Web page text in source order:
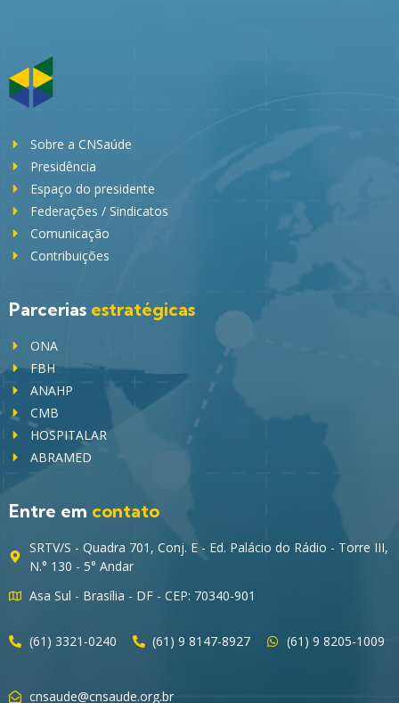
Sobre a CNSaúde
Presidência
Espaço do presidente
Federações / Sindicatos
Comunicação
Contribuições
Parcerias estratégicas
ONA
FBH
ANAHP
CMB
HOSPITALAR
ABRAMED
Entre em contato
SRTV/S - Quadra 701, Conj. E - Ed. Palácio do Rádio - Torre III,
N.° 130 - 5° Andar
Asa Sul - Brasília - DF - CEP: 70340-901
(61) 3321-0240 (61) 9 8147-8927 (61) 9 8205-1009
cnsaude@cnsaude.org.br